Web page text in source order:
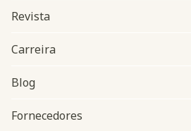
Navegação do rodapé
Revista
Carreira
Blog
Fornecedores